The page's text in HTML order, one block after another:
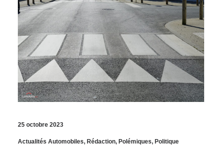
25 octobre 2023
Actualités Automobiles, Rédaction, Polémiques, Politique